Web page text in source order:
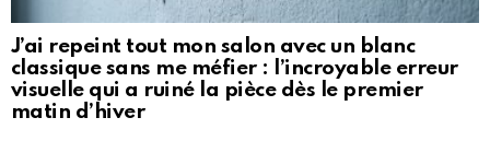
J’ai repeint tout mon salon avec un blanc
classique sans me méfier : l’incroyable erreur
visuelle qui a ruiné la pièce dès le premier
matin d’hiver